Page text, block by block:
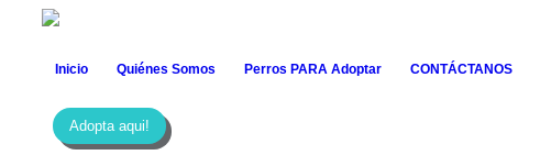
Inicio Quiénes Somos Perros PARA Adoptar CONTÁCTANOS
Adopta aqui!